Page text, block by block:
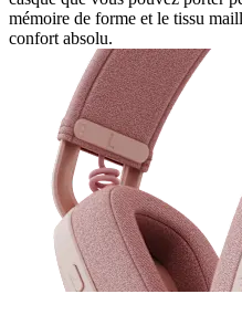
mémoire de forme et le tissu
confort absolu.